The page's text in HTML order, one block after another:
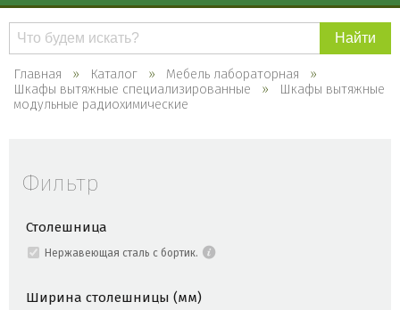
Поиск
каталогу
Главная Каталог
Мебель лабораторная
Шкафы вытяжные специализированные
Шкафы вытяжные
модульные радиохимические
Фильтр
Столешница
Нержавеющая сталь c бортик.
Ширина столешницы (мм)